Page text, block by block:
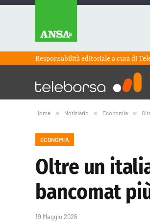
Responsabilità editoriale a cura di
Home » Notiziario » Economia »
ECONOMIA
Oltre un
bancomat
19 Maggio 2026